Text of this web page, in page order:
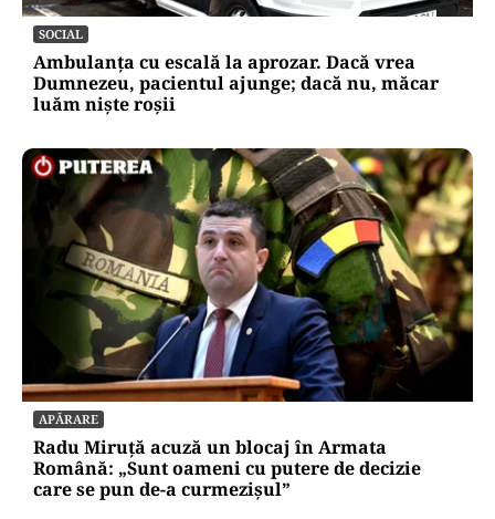
SOCIAL
Ambulanța cu escală la aprozar. Dacă vrea
Dumnezeu, pacientul ajunge; dacă nu, măcar
luăm niște roșii
APĂRARE
Radu Miruță acuză un blocaj în Armata
Română: „Sunt oameni cu putere de decizie
care se pun de-a curmezișul”